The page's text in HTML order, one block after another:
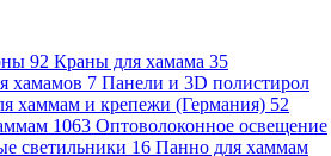
92 Краны для хамама 35
хамамов 7 Панели и 3D полистирол
хаммам и крепежи (Германия) 52
1063 Оптоволоконное освещение
светильники 16 Панно для хаммам